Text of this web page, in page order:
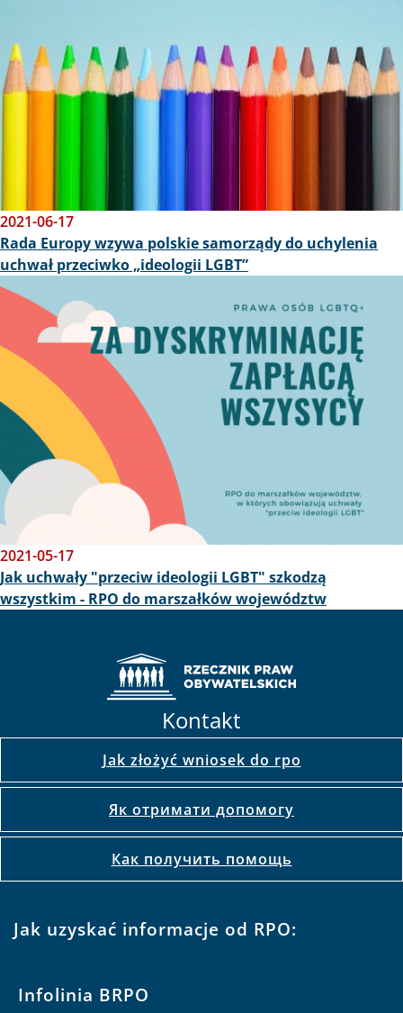
2021-06-17
Rada Europy wzywa polskie samorządy do uchylenia
uchwał przeciwko „ideologii LGBT”
Obraz
2021-05-17
Jak uchwały "przeciw ideologii LGBT" szkodzą
wszystkim - RPO do marszałków województw
Kontakt
Jak złożyć wniosek do rpo
Як отримати допомогу
Как получить помощь
Jak uzyskać informacje od RPO:
Infolinia BRPO